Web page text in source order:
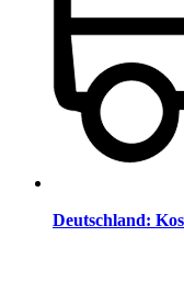
Deutschland: